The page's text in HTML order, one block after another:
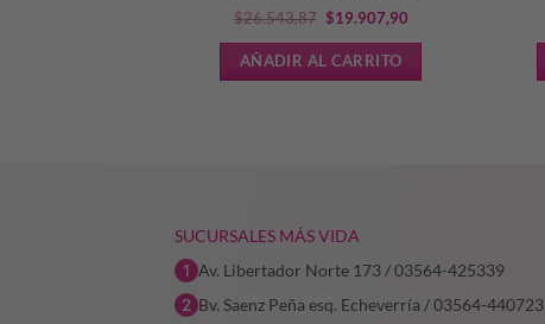
$26.543,87 El
precio
original
$19.907,90El
precio
actual
AÑADIR AL CARRITO
SUCURSALES MÁS VIDA
Av. Libertador Norte 173 / 03564-425339
Bv. Saenz Peña esq. Echeverría / 03564-440723